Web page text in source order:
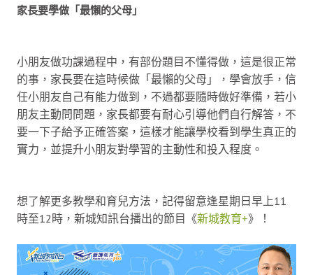
家長要學做「最懶的父母」
小朋友做功課過程中，有部份題目不懂得做，這是很正常
的事，家長要在這時候做「最懶的父母」，學會放手，信
任小朋友自己有能力做到，不過都要隨時做好準備，若小
朋友主動問問題，家長都要有耐心引導他們自行解答，不
要一下子給予正確答案，這樣才能讓學校看到學生真正的
實力，並提升小朋友對學習的主動性和投入程度。
想了解更多教學和育兒方法，記得留意逢星期日早上11
時至12時，新城知訊台播出的節目《新城教育+》！